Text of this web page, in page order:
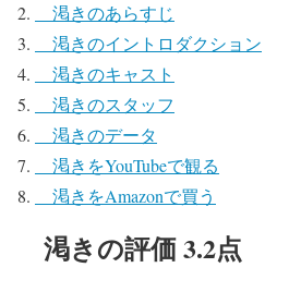
渇きのあらすじ
渇きのイントロダクション
渇きのキャスト
渇きのスタッフ
渇きのデータ
渇きをYouTubeで観る
渇きをAmazonで買う
渇きの評価 3.2点